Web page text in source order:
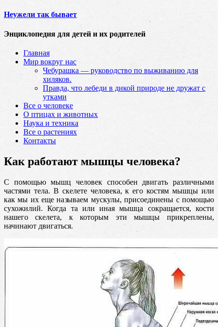
Неужели так бывает
Энциклопедия для детей и их родителей
Главная
Мир вокруг нас
Чебурашка — руководство по выживанию для
хиляков.
Правда, что лебеди в дикой природе не дружат с
утками
Все о человеке
О птицах и животных
Наука и техника
Все о растениях
Контакты
Как работают мышцы человека?
С помощью мышц человек способен двигать различными
частями тела. В скелете человека, к его костям мышцы или
как мы их еще называем мускулы, присоединены с помощью
сухожилий. Когда та или иная мышца сокращается, кости
нашего скелета, к которым эти мышцы прикреплены,
начинают двигаться.